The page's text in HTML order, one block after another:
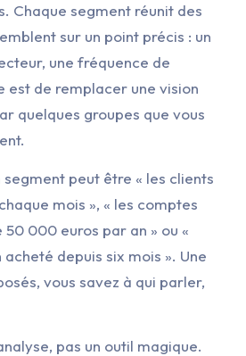
Chaque segment réunit des
sur un point précis : un
une fréquence de
est de remplacer une vision
quelques groupes que vous
peut être « les clients
mois », « les comptes
50 000 euros par an » ou «
depuis six mois ». Une
vous savez à qui parler,
pas un outil magique.